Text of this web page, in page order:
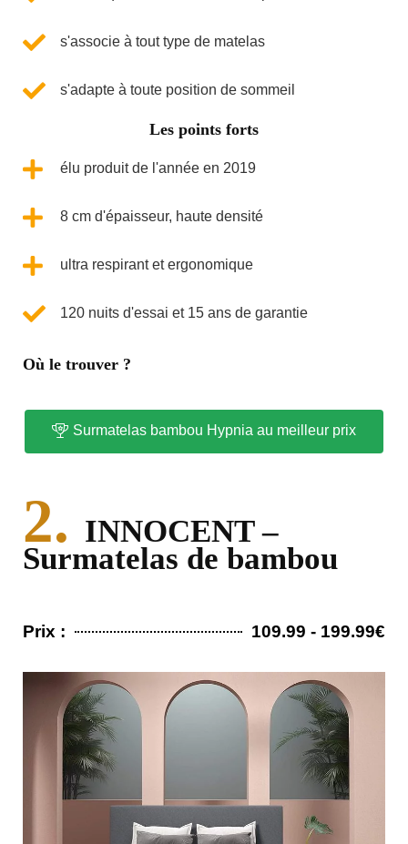
s'associe à tout type de matelas
s'adapte à toute position de sommeil
Les points forts
élu produit de l'année en 2019
8 cm d'épaisseur, haute densité
ultra respirant et ergonomique
120 nuits d'essai et 15 ans de garantie
Où le trouver ?
Surmatelas bambou Hypnia au meilleur prix
2. INNOCENT –
Surmatelas de bambou
Prix : 109.99 - 199.99€